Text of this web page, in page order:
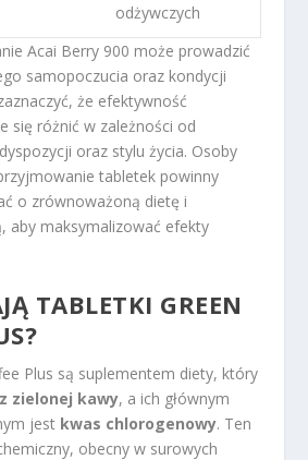
odżywczych
Acai Berry 900 może prowadzić
samopoczucia oraz kondycji
że efektywność
się różnić w zależności od
oraz stylu życia. Osoby
tabletek powinny
o zrównoważoną dietę i
aby maksymalizować efekty
TABLETKI GREEN
Plus są suplementem diety, który
zielonej kawy, a ich głównym
jest kwas chlorogenowy. Ten
obecny w surowych